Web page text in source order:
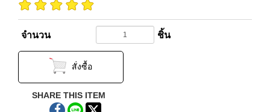
จำนวน ชิ้น
สั่งซื้อ
SHARE THIS ITEM